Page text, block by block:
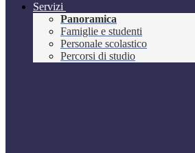
Servizi
Panoramica
Famiglie e studenti
Personale scolastico
Percorsi di studio